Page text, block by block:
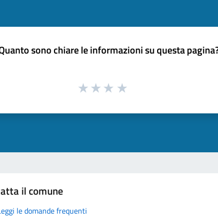
sono chiare le informazioni su questa
il comune
le domande frequenti